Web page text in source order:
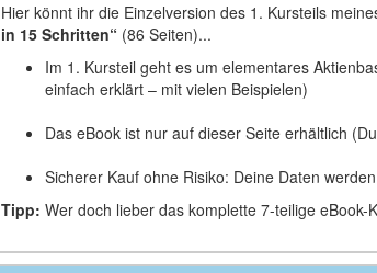
Hier könnt ihr die Einzelversion des 1. Kursteils
in 15 Schritten“ (86 Seiten)...
Im 1. Kursteil geht es um elementares
einfach erklärt – mit vielen Beispielen)
Das eBook ist nur auf dieser Seite erhältlich
Sicherer Kauf ohne Risiko: Deine Daten
Tipp: Wer doch lieber das komplette 7-teilige